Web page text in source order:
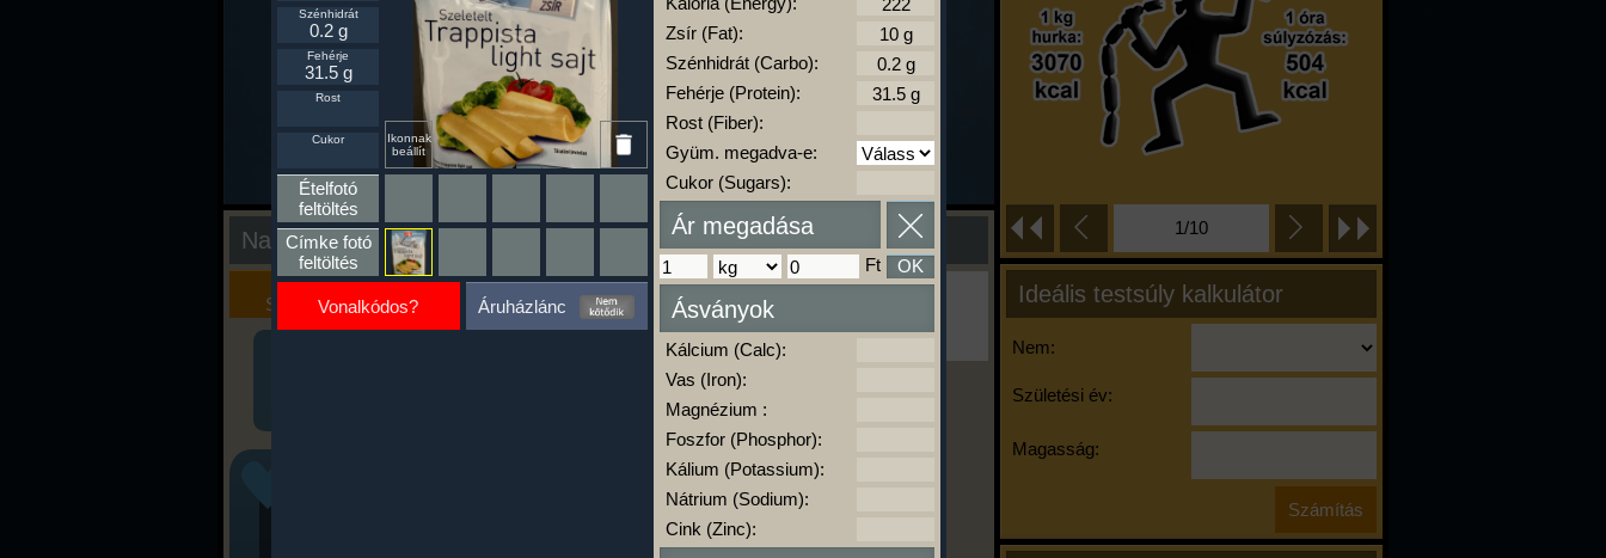
1/10
Ideális testsúly kalkulátor
Nem:
Születési év:
Magasság:
Nap kiértékelése
Kalória
Szimulátor
Szöveges
Értékelés
Ha ma már nem eszel/sportolsz többet,
kattints a kiértékelésre!
A Kalória Szimulátor Prémium funkció.
kalóriabázis.hu
-
Ikonnak
beállít
Szénhidrát
0.2 g
Fehérje
31.5 g
Rost
Cukor
Ételfotó
feltöltés
Címke fotó
feltöltés
Vonalkódos? Áruházlánc
Zsír (Fat):
Szénhidrát (Carbo):
Fehérje (Protein):
Rost (Fiber):
Gyüm. megadva-e:
Cukor (Sugars):
Ár megadása
Ft OK
Ásványok
Kálcium (Calc):
Vas (Iron):
Magnézium :
Foszfor (Phosphor):
Kálium (Potassium):
Nátrium (Sodium):
Cink (Zinc):